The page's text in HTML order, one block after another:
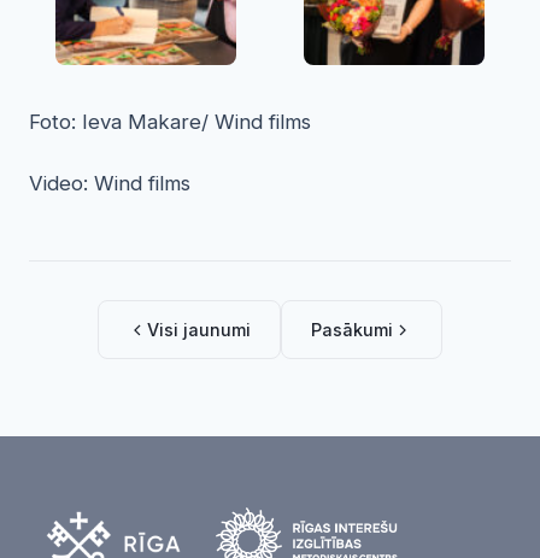
Foto: Ieva Makare/ Wind films
Video: Wind films
Visi jaunumi Pasākumi